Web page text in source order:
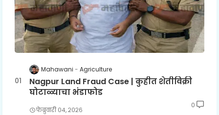
Mahawani Agriculture
Nagpur Land Fraud Case | कुहीत शेतीविक्री
घोटाळ्याचा भंडाफोड
फेब्रुवारी ०४, २०२६
0